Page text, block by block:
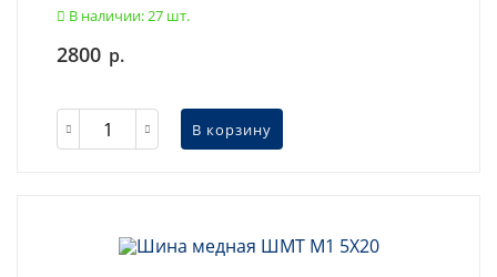
В наличии: 27 шт.
2800 р.
В корзину